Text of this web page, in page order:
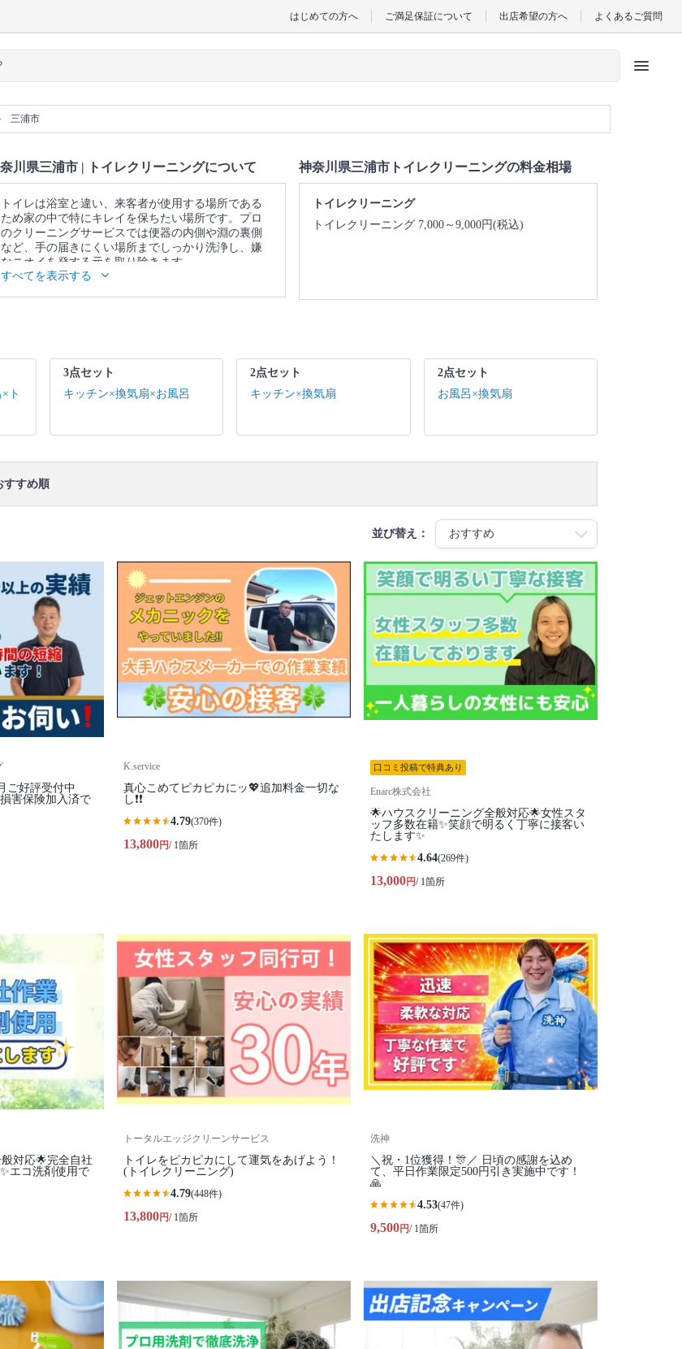
はじめての方へ ご満足保証について 出店希望の方へ よくあるご質問
menu
三浦市
川県三浦市 | トイレクリーニングについて
トイレは浴室と違い、来客者が使用する場所である
ため家の中で特にキレイを保ちたい場所です。プロ
のクリーニングサービスでは便器の内側や淵の裏側
など、手の届きにくい場所までしっかり洗浄し、嫌
なニオイを発する元を取り除きます。
▼表示価格に含まれるトイレクリーニングの作業範
囲
もご参照ください。
ります。
すべてを表示する
神奈川県三浦市トイレクリーニングの料金相場
トイレクリーニング
トイレクリーニング 7,000～9,000円(税込)
ト
3点セット
キッチン×換気扇×お風呂
2点セット
キッチン×換気扇
2点セット
お風呂×換気扇
すすめ順
並び替え：
ご好評受付中
害保険加入済で
K.service
真心こめてピカピカにッ💖追加料金一切な
し❗️❗️
4.79(370件)
13,800円/ 1箇所
口コミ投稿で特典あり
Enarc株式会社
🌟ハウスクリーニング全般対応🌟女性スタ
ッフ多数在籍✨笑顔で明るく丁寧に接客い
たします✨
4.64(269件)
13,000円/ 1箇所
対応🌟完全自社
エコ洗剤使用で
トータルエッジクリーンサービス
トイレをピカピカにして運気をあげよう！
(トイレクリーニング)
4.79(448件)
13,800円/ 1箇所
洗神
＼祝・1位獲得！🎊／ 日頃の感謝を込め
て、平日作業限定500円引き実施中です！
🙏
4.53(47件)
9,500円/ 1箇所